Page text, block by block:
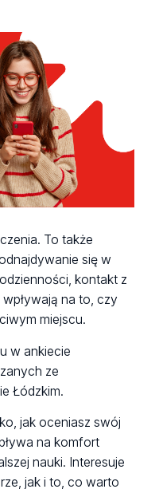
To także
się w
kontakt z
na to, czy
miejscu.
w ankiecie
ze
Łódzkim.
jak oceniasz swój
na komfort
nauki. Interesuje
jak i to, co warto